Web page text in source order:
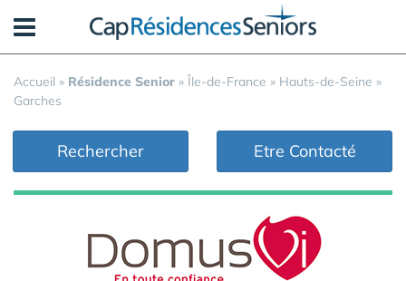
Accueil » Résidence Senior » Île-de-France » Hauts-de-Seine »
Garches
Rechercher Etre Contacté